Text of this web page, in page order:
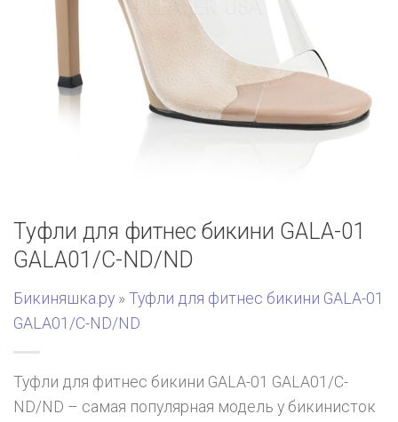
Туфли для фитнес бикини GALA-01
GALA01/C-ND/ND
Бикиняшка.ру » Туфли для фитнес бикини GALA-01
GALA01/C-ND/ND
Туфли для фитнес бикини GALA-01 GALA01/C-
ND/ND – самая популярная модель у бикинисток